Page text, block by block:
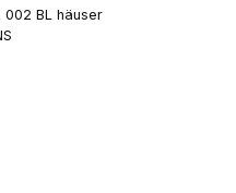
002 BL häuser